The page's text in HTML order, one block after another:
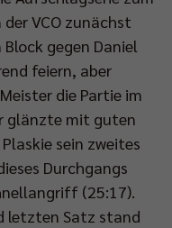
VCO zunächst
gegen Daniel
feiern, aber
die Partie im
glänzte mit guten
sein zweites
Durchgangs
(25:17).
letzten Satz stand